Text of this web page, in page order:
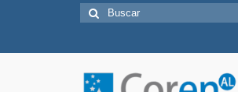
Buscar
por: